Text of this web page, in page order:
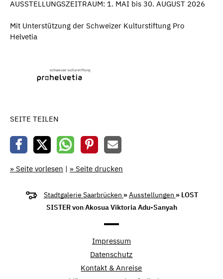
AUSSTELLUNGSZEITRAUM: 1. MAI bis 30. AUGUST 2026
Mit Unterstützung der Schweizer Kulturstiftung Pro
Helvetia
SEITE TEILEN
» Seite vorlesen | » Seite drucken
Stadtgalerie Saarbrücken »Ausstellungen » LOST
SISTER von Akosua Viktoria Adu-Sanyah
Impressum
Datenschutz
Kontakt & Anreise